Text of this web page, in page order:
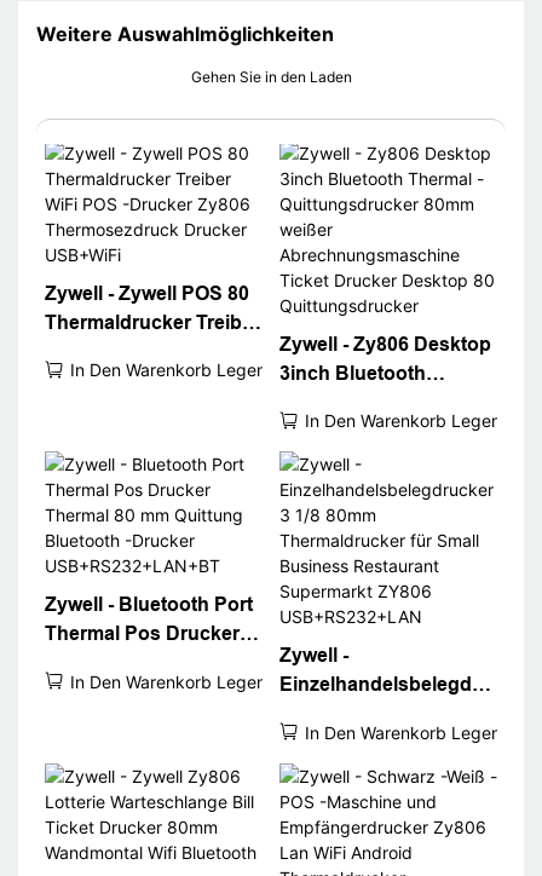
Weitere Auswahlmöglichkeiten
Gehen Sie in den Laden
Zywell - Zywell POS 80
Thermaldrucker Treiber
Zy806 Thermosezdruck
In Den Warenkorb Legen
Zywell - Zy806 Desktop
3inch Bluetooth
Quittungsdrucker
80mm weißer
Abrechnungsmaschine
Ticket Drucker Desktop
80 Quittungsdrucker
In Den Warenkorb Legen
Zywell - Bluetooth Port
Thermal Pos Drucker
Quittung Bluetooth -
In Den Warenkorb Legen
Zywell -
Einzelhandelsbelegdru
Thermaldrucker für
Small Business
Restaurant Supermarkt
ZY806
USB+RS232+LAN
In Den Warenkorb Legen